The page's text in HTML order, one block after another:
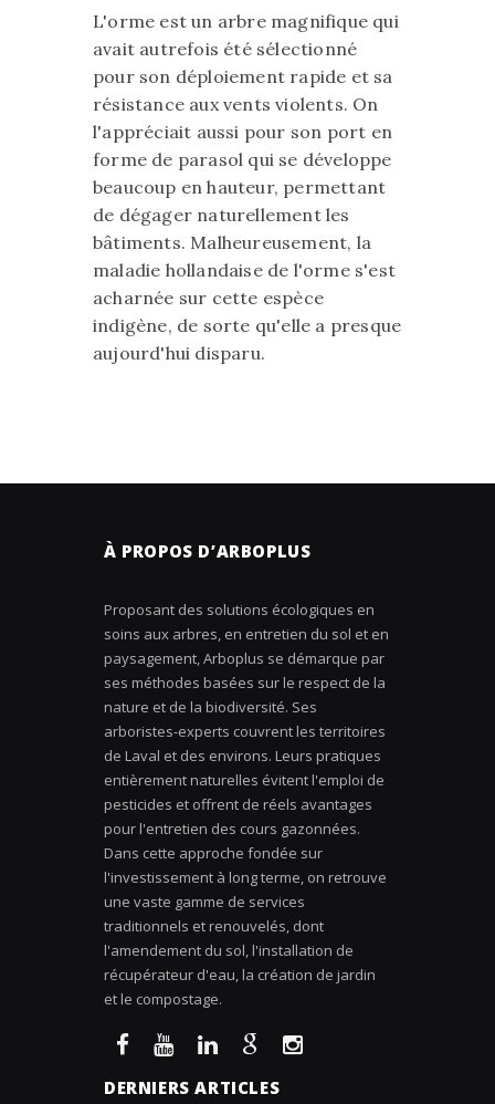
L'orme est un arbre magnifique qui
avait autrefois été sélectionné
pour son déploiement rapide et sa
résistance aux vents violents. On
l'appréciait aussi pour son port en
forme de parasol qui se développe
beaucoup en hauteur, permettant
de dégager naturellement les
bâtiments. Malheureusement, la
maladie hollandaise de l'orme s'est
acharnée sur cette espèce
indigène, de sorte qu'elle a presque
aujourd'hui disparu.
À PROPOS D’ARBOPLUS
Proposant des solutions écologiques en
soins aux arbres, en entretien du sol et en
paysagement, Arboplus se démarque par
ses méthodes basées sur le respect de la
nature et de la biodiversité. Ses
arboristes-experts couvrent les territoires
de Laval et des environs. Leurs pratiques
entièrement naturelles évitent l'emploi de
pesticides et offrent de réels avantages
pour l'entretien des cours gazonnées.
Dans cette approche fondée sur
l'investissement à long terme, on retrouve
une vaste gamme de services
traditionnels et renouvelés, dont
l'amendement du sol, l'installation de
récupérateur d'eau, la création de jardin
et le compostage.
DERNIERS ARTICLES